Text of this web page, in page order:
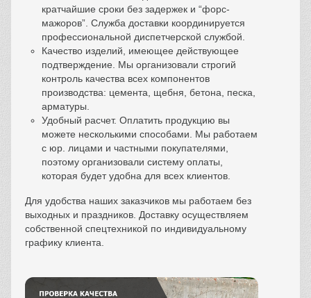
кратчайшие сроки без задержек и “форс-
мажоров”. Служба доставки координируется
профессиональной диспетчерской службой.
Качество изделий, имеющее действующее
подтверждение. Мы организовали строгий
контроль качества всех компонентов
производства: цемента, щебня, бетона, песка,
арматуры.
Удобный расчет. Оплатить продукцию вы
можете несколькими способами. Мы работаем
с юр. лицами и частными покупателями,
поэтому организовали систему оплаты,
которая будет удобна для всех клиентов.
Для удобства наших заказчиков мы работаем без
выходных и праздников. Доставку осуществляем
собственной спецтехникой по индивидуальному
графику клиента.